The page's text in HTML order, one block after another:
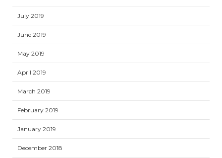
July 2019
June 2019
May 2019
April 2019
March 2019
February 2019
January 2019
December 2018